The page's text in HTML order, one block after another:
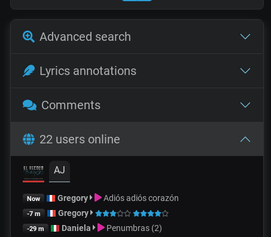
Advanced search
Lyrics annotations
Comments
22 users online
AJ
Now Gregory Adiós adiós corazón
-7 m Gregory
-29 m Daniela Penumbras (2)